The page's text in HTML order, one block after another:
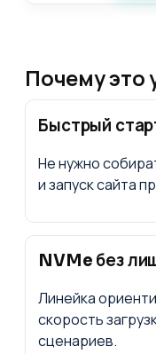
Почему это
Быстрый
Не нужно
и запуск сайта
NVMe без
Линейка
скорость
сценариев.